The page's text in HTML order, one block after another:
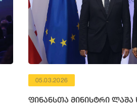
05.03.2026
ფინანსთა მინისტრი ლაშა